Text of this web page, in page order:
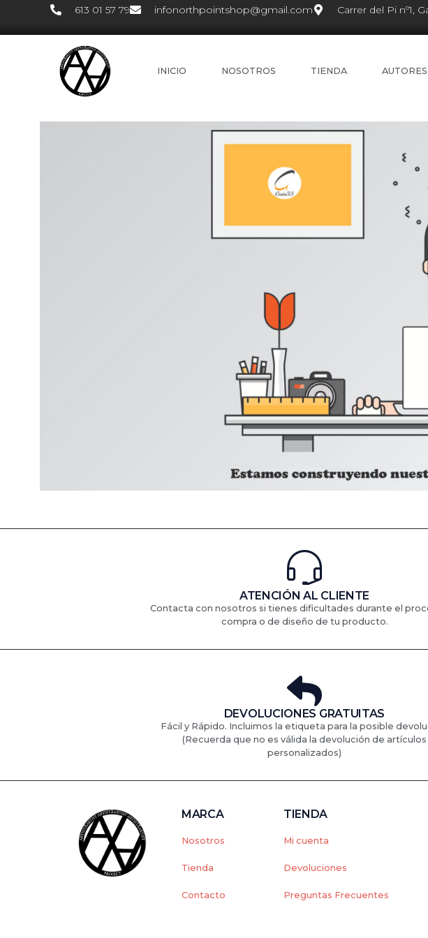
613 01 57 79 infonorthpointshop@gmail.com Carrer del Pi nº1,
INICIO NOSOTROS TIENDA AUTORES
ATENCIÓN AL CLIENTE
Contacta con nosotros si tienes dificultades durante el
compra o de diseño de tu producto.
DEVOLUCIONES GRATUITAS
Fácil y Rápido. Incluimos la etiqueta para la posible
(Recuerda que no es válida la devolución de artículos
personalizados)
MARCA
Nosotros
Tienda
Contacto
TIENDA
Mi cuenta
Devoluciones
Preguntas Frecuentes